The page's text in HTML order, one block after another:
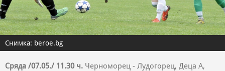
Снимка: beroe.bg
Сряда /07.05./ 11.30 ч. Черноморец - Лудогорец, Деца А,